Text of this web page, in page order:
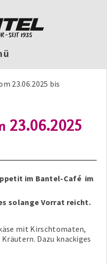
23.06.2025 bis
23.06.2025
im Bantel-Café im
solange Vorrat reicht.
mit Kirschtomaten,
Dazu knackiges